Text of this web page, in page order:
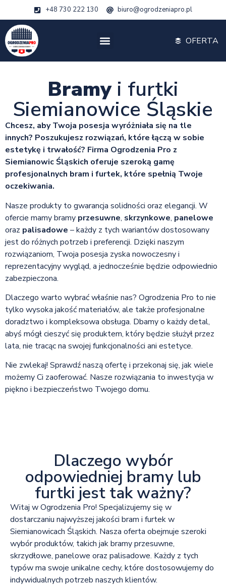
+48 730 222 130 biuro@ogrodzeniapro.pl
OFERTA
Bramy i furtki
Siemianowice Śląskie
Chcesz, aby Twoja posesja wyróżniała się na tle
innych? Poszukujesz rozwiązań, które łączą w sobie
estetykę i trwałość? Firma Ogrodzenia Pro z
Siemianowic Śląskich oferuje szeroką gamę
profesjonalnych bram i furtek, które spełnią Twoje
oczekiwania.
Nasze produkty to gwarancja solidności oraz elegancji. W
ofercie mamy bramy przesuwne, skrzynkowe, panelowe
oraz palisadowe – każdy z tych wariantów dostosowany
jest do różnych potrzeb i preferencji. Dzięki naszym
rozwiązaniom, Twoja posesja zyska nowoczesny i
reprezentacyjny wygląd, a jednocześnie będzie odpowiednio
zabezpieczona.
Dlaczego warto wybrać właśnie nas? Ogrodzenia Pro to nie
tylko wysoka jakość materiałów, ale także profesjonalne
doradztwo i kompleksowa obsługa. Dbamy o każdy detal,
abyś mógł cieszyć się produktem, który będzie służył przez
lata, nie tracąc na swojej funkcjonalności ani estetyce.
Nie zwlekaj! Sprawdź naszą ofertę i przekonaj się, jak wiele
możemy Ci zaoferować. Nasze rozwiązania to inwestycja w
piękno i bezpieczeństwo Twojego domu.
Dlaczego wybór
odpowiedniej bramy lub
furtki jest tak ważny?
Witaj w Ogrodzenia Pro! Specjalizujemy się w
dostarczaniu najwyższej jakości bram i furtek w
Siemianowicach Śląskich. Nasza oferta obejmuje szeroki
wybór produktów, takich jak bramy przesuwne,
skrzydłowe, panelowe oraz palisadowe. Każdy z tych
typów ma swoje unikalne cechy, które dostosowujemy do
indywidualnych potrzeb naszych klientów.